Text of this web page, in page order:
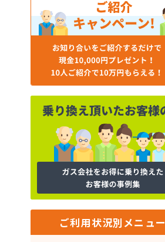
ご利用状況別メニュー